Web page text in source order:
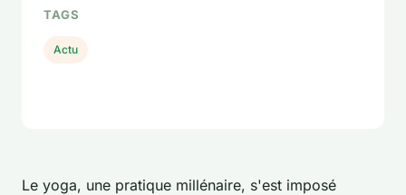
Le yoga, une pratique millénaire, s'est imposé
TAGS
Actu